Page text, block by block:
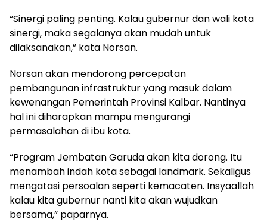
“Sinergi paling penting. Kalau gubernur dan wali kota
sinergi, maka segalanya akan mudah untuk
dilaksanakan,” kata Norsan.
Norsan akan mendorong percepatan
pembangunan infrastruktur yang masuk dalam
kewenangan Pemerintah Provinsi Kalbar. Nantinya
hal ini diharapkan mampu mengurangi
permasalahan di ibu kota.
“Program Jembatan Garuda akan kita dorong. Itu
menambah indah kota sebagai landmark. Sekaligus
mengatasi persoalan seperti kemacaten. Insyaallah
kalau kita gubernur nanti kita akan wujudkan
bersama,” paparnya.